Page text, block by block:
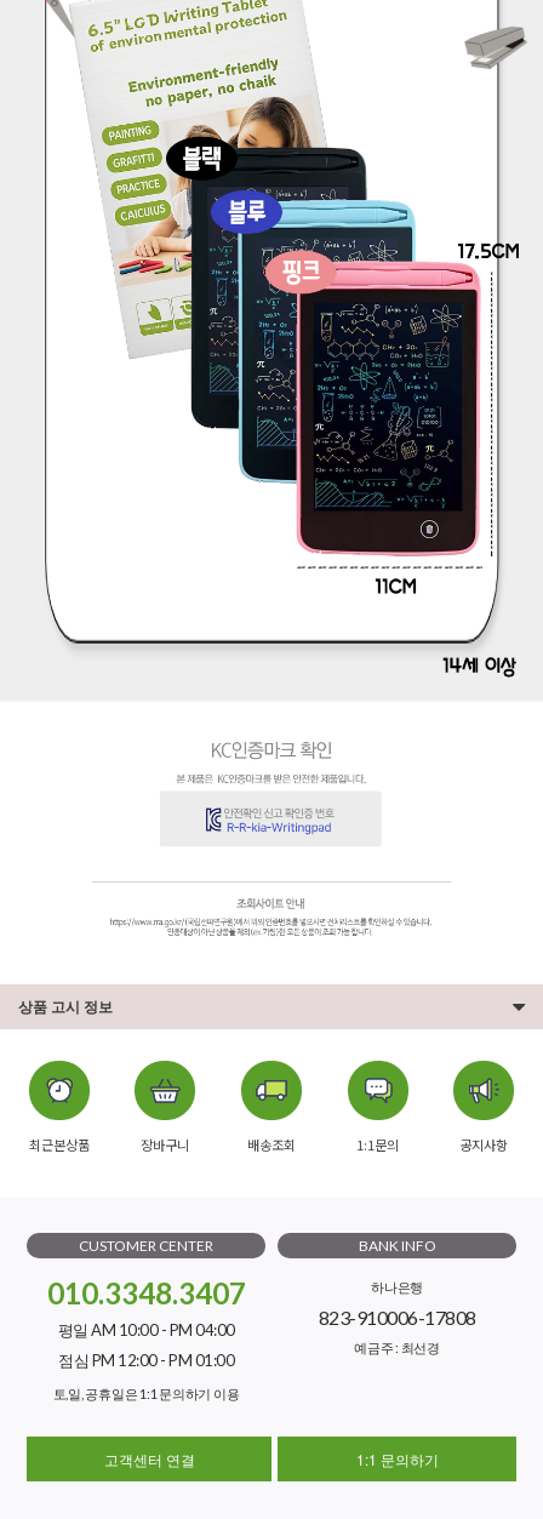
상품 고시 정보
최근본상품 장바구니 배송조회 1:1문의 공지사항
CUSTOMER CENTER
010.3348.3407
평일 AM 10:00 - PM 04:00
점심 PM 12:00 - PM 01:00
토,일, 공휴일은 1:1 문의하기 이용
BANK INFO
하나은행
823-910006-17808
예금주 : 최선경
고객센터 연결 1:1 문의하기